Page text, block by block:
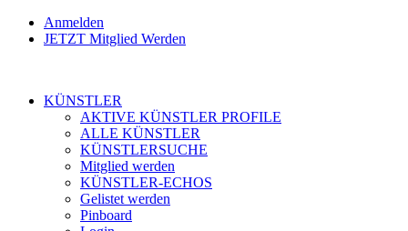
Anmelden
JETZT Mitglied Werden
KÜNSTLER
AKTIVE KÜNSTLER PROFILE
ALLE KÜNSTLER
KÜNSTLERSUCHE
Mitglied werden
KÜNSTLER-ECHOS
Gelistet werden
Pinboard